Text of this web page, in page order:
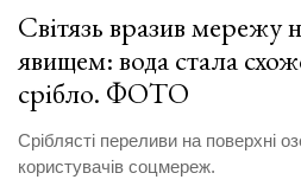
Світязь вразив мережу
явищем: вода стала
срібло. ФОТО
Сріблясті переливи на поверхні
користувачів соцмереж.